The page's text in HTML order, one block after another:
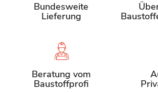
Bundesweite
Lieferung
Beratung vom
Baustoffprofi